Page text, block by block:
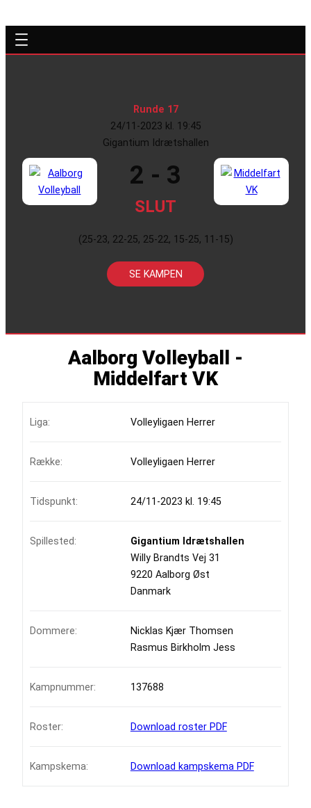
Runde 17
24/11-2023 kl. 19:45
Gigantium Idrætshallen
2 - 3
SLUT
(25-23, 22-25, 25-22, 15-25, 11-15)
SE KAMPEN
Aalborg Volleyball -
Middelfart VK
Liga: Volleyligaen Herrer
Række: Volleyligaen Herrer
Tidspunkt: 24/11-2023 kl. 19:45
Spillested:
Gigantium Idrætshallen
Willy Brandts Vej 31
9220 Aalborg Øst
Danmark
Dommere:
Nicklas Kjær Thomsen
Rasmus Birkholm Jess
Kampnummer: 137688
Roster: Download roster PDF
Kampskema: Download kampskema PDF